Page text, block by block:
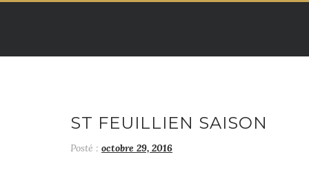
ST FEUILLIEN SAISON
Posté : octobre 29, 2016